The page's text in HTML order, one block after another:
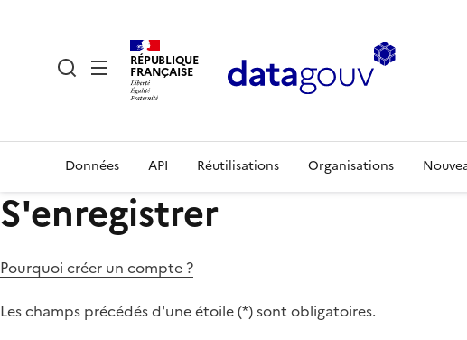
RÉPUBLIQUE
FRANÇAISE
Données API Réutilisations Organisations
S'enregistrer
Pourquoi créer un compte ?
Les champs précédés d'une étoile (*) sont obligatoires.